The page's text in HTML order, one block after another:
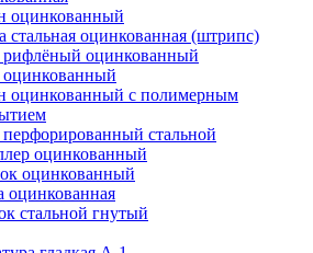
оцинкованный
стальная оцинкованная (штрипс)
рифлёный оцинкованный
оцинкованный с полимерным
стальной
оцинкованный
оцинкованный
оцинкованная
стальной гнутый